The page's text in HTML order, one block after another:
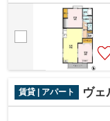
買い物も可能です。イン
賃貸 | アパート ヴ